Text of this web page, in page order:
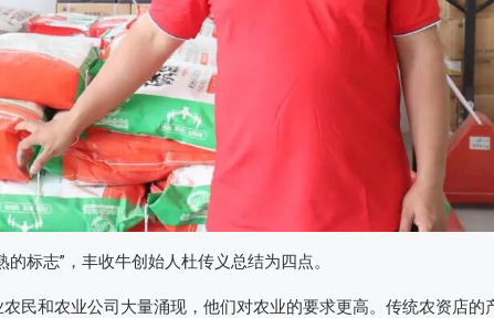
的标志”，丰收牛创始人杜传义总结为四点。
民和农业公司大量涌现，他们对农业的要求更高。传统农资店的